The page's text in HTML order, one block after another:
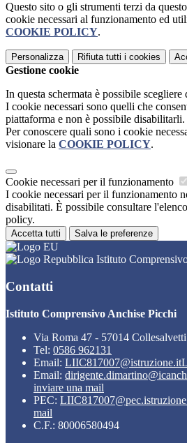
Questo sito o gli strumenti terzi da
cookie necessari al funzionamento ed
COOKIE POLICY.
Personalizza Rifiuta tutti i cookies
Gestione cookie
In questa schermata è possibile
I cookie necessari sono quelli che
piattaforma e non è possibile disabilitarli.
Per conoscere quali sono i cookie
visionare la COOKIE POLICY.
Cookie necessari per il funzionamento
I cookie necessari per il funzionamento
disabilitati. È possibile consultare
policy.
Accetta tutti Salva le preferenze
Istituto
Contatti
Istituto Comprensivo Anchise Picchi
Via Roma 47 - 57014
Tel: 0586 962131
Email: LIIC817007@istruzione.it
Email:
inviare una mail
PEC:
mail
C.F.: 80006580494